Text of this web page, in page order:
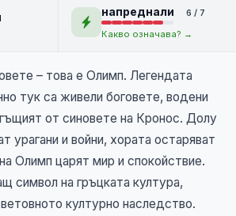
напреднали
6 / 7
Какво означава? →
– това е Олимп. Легендата
тук са живели боговете, водени
от синовете на Кронос. Долу
урагани и войни, хората остаряват
Олимп царят мир и спокойствие.
символ на гръцката култура,
културно наследство.